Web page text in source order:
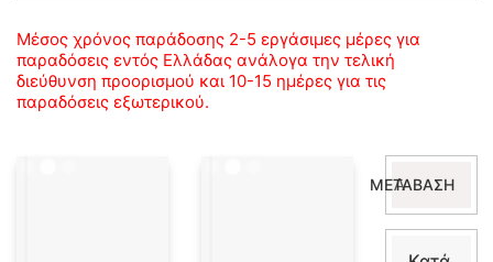
Μέσος χρόνος παράδοσης 2-5 εργάσιμες μέρες για
παραδόσεις εντός Ελλάδας ανάλογα την τελική
διεύθυνση προορισμού και 10-15 ημέρες για τις
παραδόσεις εξωτερικού.
για:
ΜΕΤΆΒΑΣΗ